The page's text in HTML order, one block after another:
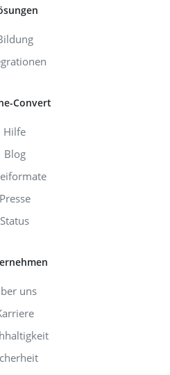
Convert
Hilfe
Blog
Presse
Status
uns